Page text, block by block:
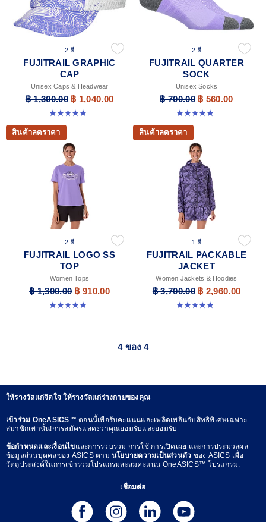
2 สี
FUJITRAIL GRAPHIC
CAP
Unisex Caps & Headwear
฿ 1,300.00 ฿ 1,040.00
4.9 จาก 5 ดาว 21 รีวิว
2 สี
FUJITRAIL QUARTER
SOCK
Unisex Socks
฿ 700.00 ฿ 560.00
4.9 จาก 5 ดาว 56 รีวิว
สินค้าลดราคา
2 สี
FUJITRAIL LOGO SS
TOP
Women Tops
฿ 1,300.00 ฿ 910.00
5.0 จาก 5 ดาว 8 รีวิว
สินค้าลดราคา
1 สี
FUJITRAIL PACKABLE
JACKET
Women Jackets & Hoodies
฿ 3,700.00 ฿ 2,960.00
5.0 จาก 5 ดาว 6 รีวิว
4 ของ 4
ให้รางวัลแก่จิตใจ ให้รางวัลแก่ร่างกายของคุณ
เข้าร่วม OneASICS™ตอนนี้เพื่อรับคะแนนและเพลิดเพลินกับสิทธิพิเศษเฉพาะ
สมาชิกเท่านั้น!การสมัครแสดงว่าคุณยอมรับและยอมรับ
ข้อกำหนดและเงื่อนไขและการรวบรวม การใช้ การเปิดเผย และการประมวลผล
ข้อมูลส่วนบุคคลของ ASICS ตาม นโยบายความเป็นส่วนตัว ของ ASICS เพื่อ
วัตถุประสงค์ในการเข้าร่วมโปรแกรมสะสมคะแนน OneASICS™ โปรแกรม.
เชื่อมต่อ